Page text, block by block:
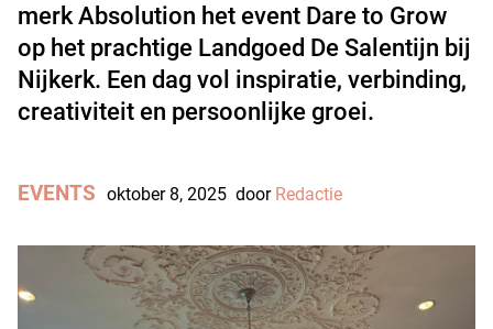
merk Absolution het event Dare to Grow
op het prachtige Landgoed De Salentijn bij
Nijkerk. Een dag vol inspiratie, verbinding,
creativiteit en persoonlijke groei.
EVENTS oktober 8, 2025 door Redactie